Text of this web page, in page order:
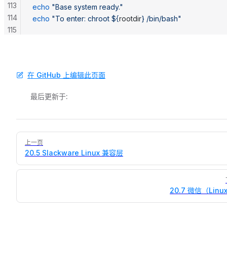
echo "Base system ready."
echo "To enter: chroot ${rootdir} /bin/bash"
113
114
115
119
在 GitHub 上编辑此页面
最后更新于:
Pager
上一页
20.5 Slackware Linux 兼容层
20.7 微信（